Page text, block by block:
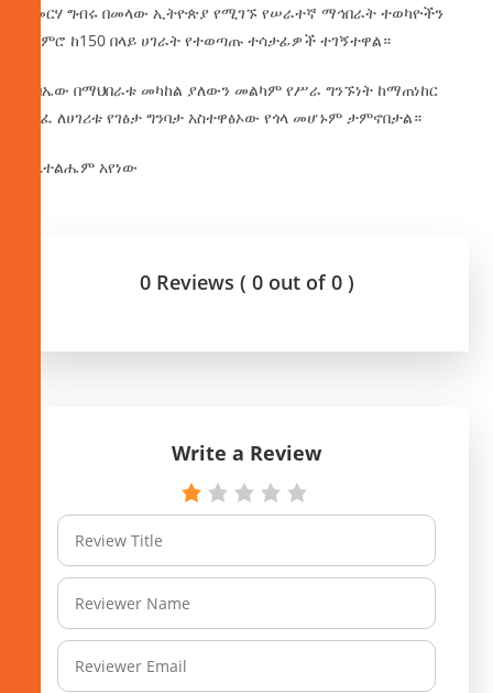
በመርሃ ግብሩ በመላው ኢትዮጵያ የሚገኙ የሠራተኛ ማኅበራት ተወካዮችን
ጨምሮ ከ150 በላይ ሀገራት የተወጣጡ ተሳታፊዎች ተገኝተዋል።
ጉባኤው በማህበራቱ መካከል ያለውን መልካም የሥራ ግንኙነት ከማጠነከር
ባለፈ ለሀገሪቱ የገፅታ ግንባታ አስተዋፅኦው የጎላ መሆኑም ታምኖበታል።
በቤተልሔም አየነው
0 Reviews ( 0 out of 0 )
Write a Review